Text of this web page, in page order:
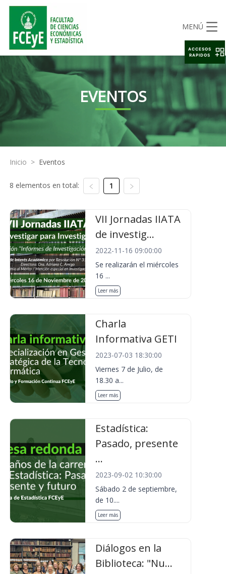
MENÚ
EVENTOS
Inicio > Eventos
8 elementos en total: 1
VII Jornadas IIATA
de investig...
2022-11-16 09:00:00
Se realizarán el miércoles
16 ...
Leer más
Charla
Informativa GETI
2023-07-03 18:30:00
Viernes 7 de Julio, de
18.30 a...
Leer más
Estadística:
Pasado, presente
...
2023-09-02 10:30:00
Sábado 2 de septiembre,
de 10....
Leer más
Diálogos en la
Biblioteca: "Nu...
ACCESOS
RAPIDOS